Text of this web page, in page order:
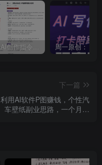
周一原创AI创作指令词：30+个领域赛道的创作提示词集合
下一篇
利用AI软件P图赚钱，个性汽
车壁纸副业思路，一个月变